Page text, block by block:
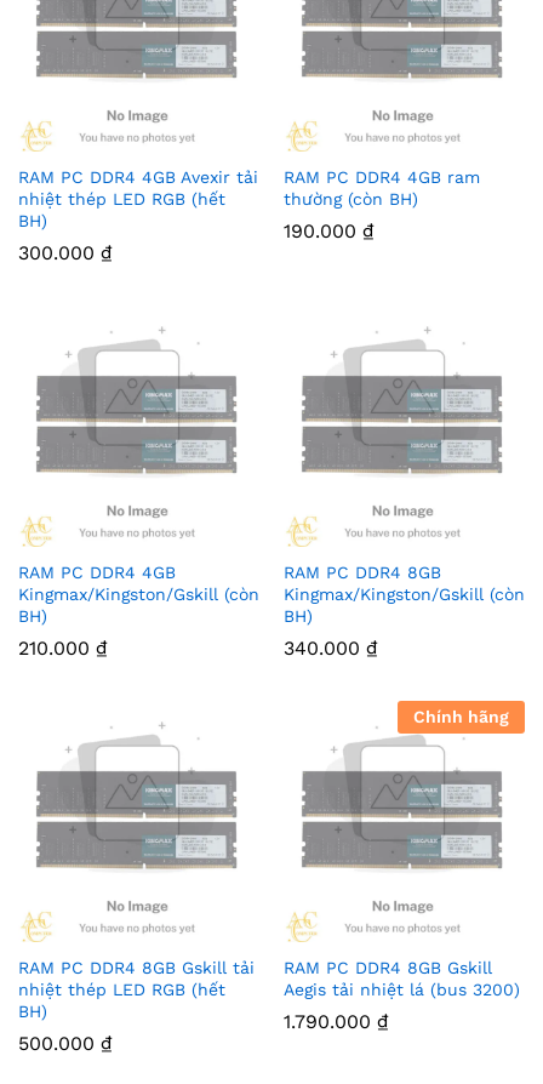
RAM PC DDR4 4GB Avexir tải
nhiệt thép LED RGB (hết
BH)
300.000 ₫
RAM PC DDR4 4GB ram
thường (còn BH)
190.000 ₫
RAM PC DDR4 4GB
Kingmax/Kingston/Gskill (còn
BH)
210.000 ₫
RAM PC DDR4 8GB
Kingmax/Kingston/Gskill (còn
BH)
340.000 ₫
RAM PC DDR4 8GB Gskill tải
nhiệt thép LED RGB (hết
BH)
500.000 ₫
Chính hãng
RAM PC DDR4 8GB Gskill
Aegis tải nhiệt lá (bus 3200)
1.790.000 ₫